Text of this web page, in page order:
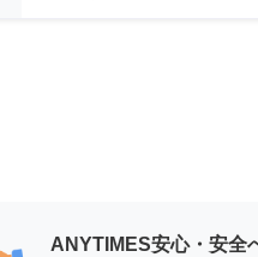
ANYTIMES安心・安全